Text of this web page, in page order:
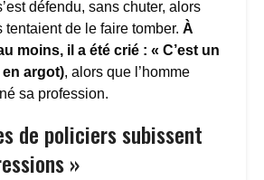
défendu, sans chuter, alors
tentaient de le faire tomber. À
moins, il a été crié : « C’est un
argot), alors que l’homme
sa profession.
de policiers subissent
»